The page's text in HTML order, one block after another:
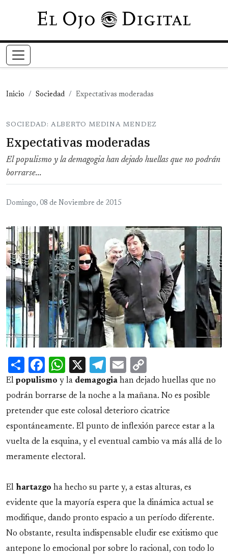
Pasar al contenido principal
Inicio Sociedad Expectativas moderadas
SOCIEDAD: ALBERTO MEDINA MENDEZ
Expectativas moderadas
El populismo y la demagogia han dejado huellas que no podrán
borrarse...
Domingo, 08 de Noviembre de 2015
ShareFacebook
WhatsApp
X Telegram
Email
Link
El populismo y la demagogia han dejado huellas que no
podrán borrarse de la noche a la mañana. No es posible
pretender que este colosal deterioro cicatrice
espontáneamente. El punto de inflexión parece estar a la
vuelta de la esquina, y el eventual cambio va más allá de lo
meramente electoral.
El hartazgo ha hecho su parte y, a estas alturas, es
evidente que la mayoría espera que la dinámica actual se
modifique, dando pronto espacio a un período diferente.
No obstante, resulta indispensable eludir ese exitismo que
antepone lo emocional por sobre lo racional, con todo lo